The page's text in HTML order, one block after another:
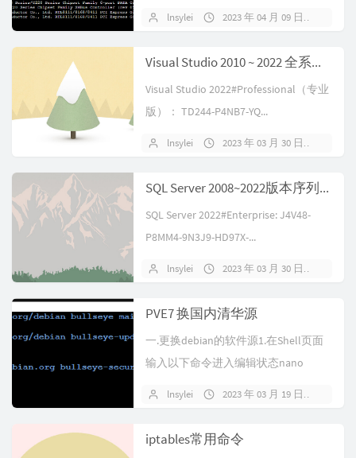
lnsylei 2023 年 04 月 09 日
Visual Studio 2010 ~ 2022 全系列密钥
Visual Studio 2022#Professional（专业
版）： TD244-P4NB7-YQ...
lnsylei 2023 年 03 月 30 日
SQL Server 2008~2022版本序列号/密钥/激活码 汇总
SQL Server 2022#Enterprise: J4V48-
P8MM4-9N3J9-HD97X-...
lnsylei 2023 年 03 月 30 日
PVE7 换国内清华源
一.更换debian的软件源1.在Shell页面
输入以下命令进入编辑状态nano
lnsylei 2023 年 03 月 19 日
iptables常用命令